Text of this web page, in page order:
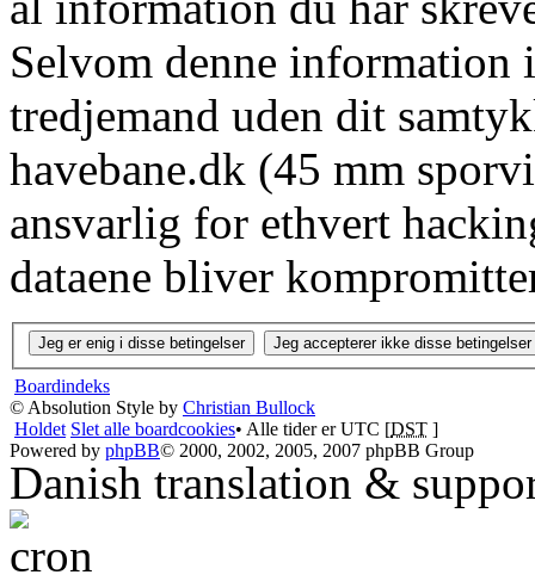
Selvom denne
tredjemand uden dit
havebane.dk (45 mm
ansvarlig for ethvert
dataene bliver
Boardindeks
© Absolution Style by Christian Bullock
Holdet Slet alle boardcookies• Alle tider er UTC [DST ]
Powered by phpBB© 2000, 2002, 2005, 2007 phpBB Group
Danish translation &